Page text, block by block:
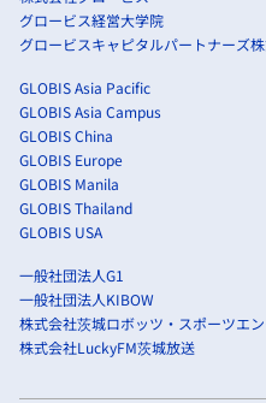
グロービス経営大学院
グロービスキャピタルパートナーズ
GLOBIS Asia Pacific
GLOBIS Asia Campus
GLOBIS China
GLOBIS Europe
GLOBIS Manila
GLOBIS Thailand
GLOBIS USA
一般社団法人G1
一般社団法人KIBOW
株式会社茨城ロボッツ・スポーツエ
株式会社LuckyFM茨城放送